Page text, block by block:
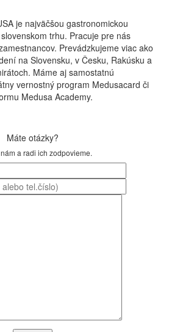
je najväčšou gastronomickou
trhu. Pracuje pre nás
Prevádzkujeme viac ako
na Slovensku, v Česku, Rakúsku a
Máme aj samostatnú
vernostný program Medusacard či
Medusa Academy.
Máte otázky?
a radi ich zodpovieme.